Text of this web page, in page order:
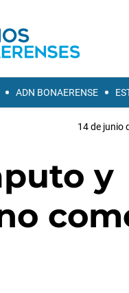
ADN BONAERENSE
14 de junio
y